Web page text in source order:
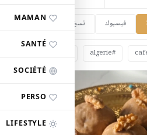
فيسبوك نسخ الرابط
#algerie